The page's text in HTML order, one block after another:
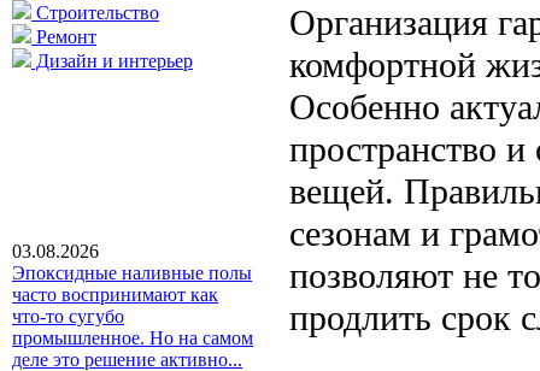
Строительство
Ремонт
Дизайн и интерьер
03.08.2026
Эпоксидные наливные полы
часто воспринимают как
что-то сугубо
промышленное. Но на самом
деле это решение активно...
Организация
комфортной
Особенно
пространство
вещей.
сезонам и
позволяют не
продлить срок